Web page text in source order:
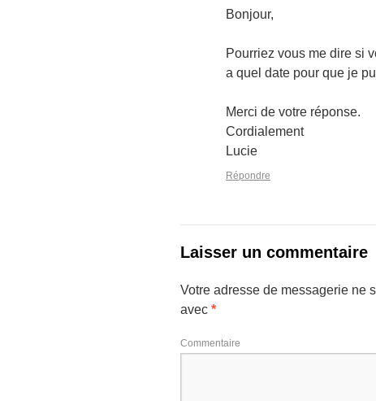
Bonjour,
Pourriez vous me dire si
a quel date pour que je
Merci de votre réponse.
Cordialement
Lucie
Répondre
Laisser un commentaire
Votre adresse de messagerie ne
avec *
Commentaire